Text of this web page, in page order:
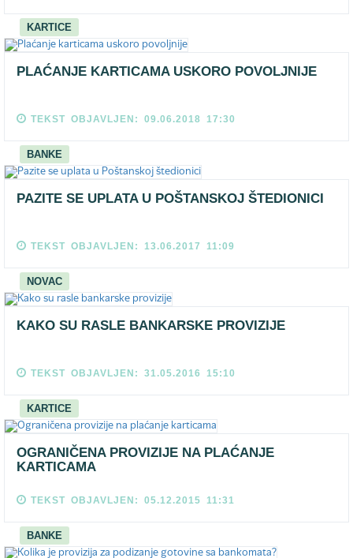
KARTICE
PLAĆANJE KARTICAMA USKORO POVOLJNIJE
TEKST OBJAVLJEN: 09.06.2018 17:30
BANKE
PAZITE SE UPLATA U POŠTANSKOJ ŠTEDIONICI
TEKST OBJAVLJEN: 13.06.2017 11:09
NOVAC
KAKO SU RASLE BANKARSKE PROVIZIJE
TEKST OBJAVLJEN: 31.05.2016 15:10
KARTICE
OGRANIČENA PROVIZIJE NA PLAĆANJE
KARTICAMA
TEKST OBJAVLJEN: 05.12.2015 11:31
BANKE